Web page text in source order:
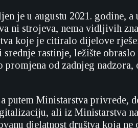
je u augustu 2021. godine, a
ni strojeva, nema vidljivih
koje je citiralo dijelove
rastinje, ležište obraslo
od zadnjeg nadzora,
putem Ministarstva privrede,
ali iz Ministarstva
djelatnost društva koja ne